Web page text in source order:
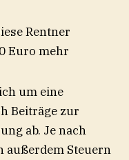
Rentner
Euro mehr
um eine
Beiträge zur
ab. Je nach
außerdem Steuern